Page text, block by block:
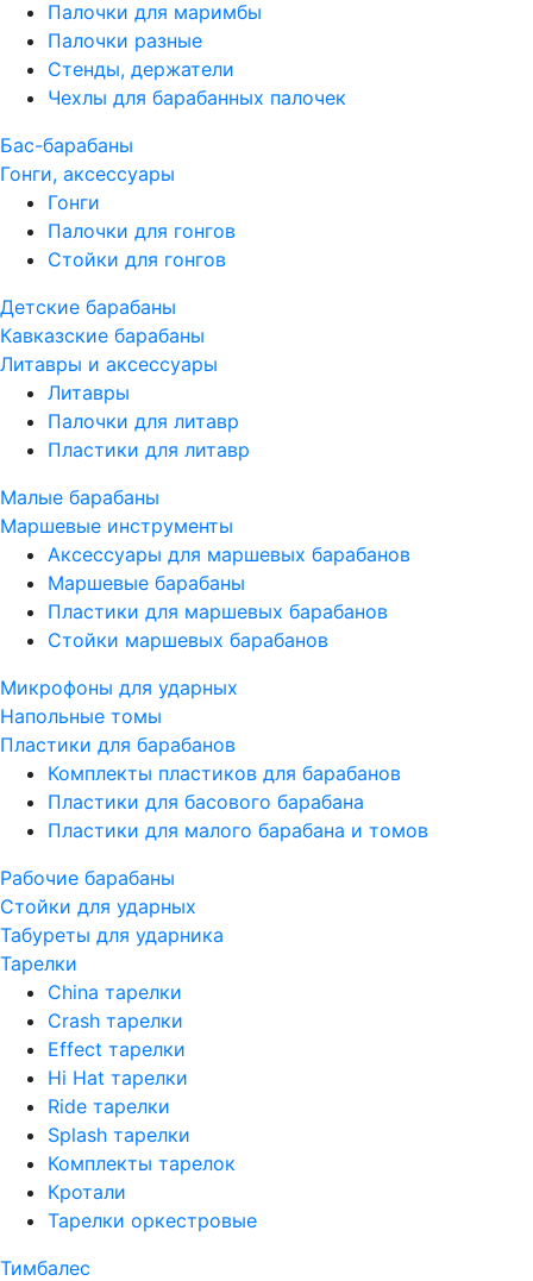
Палочки для маримбы
Палочки разные
Стенды, держатели
Чехлы для барабанных палочек
Бас-барабаны
Гонги, аксессуары
Гонги
Палочки для гонгов
Стойки для гонгов
Детские барабаны
Кавказские барабаны
Литавры и аксессуары
Литавры
Палочки для литавр
Пластики для литавр
Малые барабаны
Маршевые инструменты
Аксессуары для маршевых барабанов
Маршевые барабаны
Пластики для маршевых барабанов
Стойки маршевых барабанов
Микрофоны для ударных
Напольные томы
Пластики для барабанов
Комплекты пластиков для барабанов
Пластики для басового барабана
Пластики для малого барабана и томов
Рабочие барабаны
Стойки для ударных
Табуреты для ударника
Тарелки
China тарелки
Crash тарелки
Effect тарелки
Hi Hat тарелки
Ride тарелки
Splash тарелки
Комплекты тарелок
Кротали
Тарелки оркестровые
Тимбалес